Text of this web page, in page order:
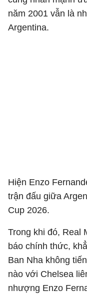
năm 2001 vẫn là
Argentina.
Hiện Enzo
trận đấu giữa
Cup 2026.
Trong khi đó, Real
báo chính thức,
Ban Nha không
nào với Chelsea
nhượng Enzo